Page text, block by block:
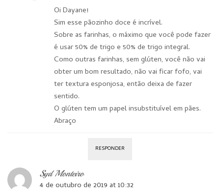
Oi Dayane!
Sim esse pãozinho doce é incrível.
Sobre as farinhas, o máximo que você pode fazer
é usar 50% de trigo e 50% de trigo integral.
Como outras farinhas, sem glúten, você não vai
obter um bom resultado, não vai ficar fofo, vai
ter textura esponjosa, então deixa de fazer
sentido.
O glúten tem um papel insubstituível em pães.
Abraço
RESPONDER
Syd Monteiro
4 de outubro de 2019 at 10:32